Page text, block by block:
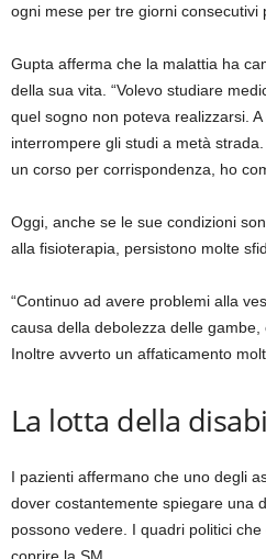
ogni mese per tre giorni consecutivi
Gupta afferma che la malattia ha
della sua vita. “Volevo studiare
quel sogno non poteva realizzarsi.
interrompere gli studi a metà
un corso per corrispondenza, ho
Oggi, anche se le sue condizioni
alla fisioterapia, persistono molte
“Continuo ad avere problemi alla
causa della debolezza delle
Inoltre avverto un affaticamento
La lotta della
I pazienti affermano che uno degli
dover costantemente spiegare una
possono vedere. I quadri politici